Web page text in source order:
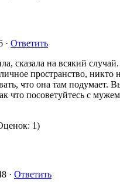
· Ответить
сказала на всякий
пространство, никто
что она там подумает.
что посоветуйтесь с
1)
· Ответить